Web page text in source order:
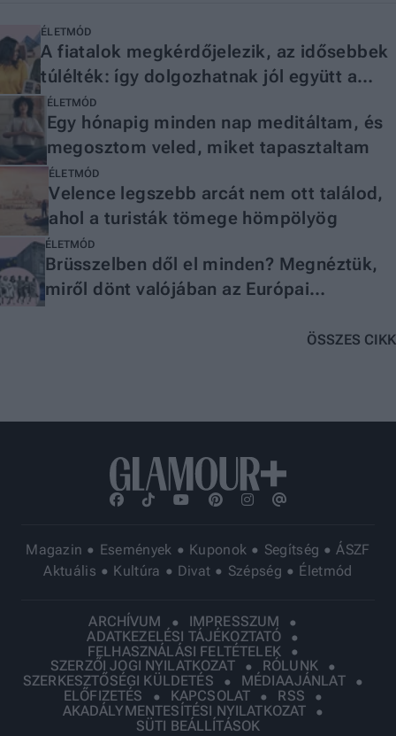
ÉLETMÓD
A fiatalok megkérdőjelezik, az idősebbek
túlélték: így dolgozhatnak jól együtt a
generációk
ÉLETMÓD
Egy hónapig minden nap meditáltam, és
megosztom veled, miket tapasztaltam
ÉLETMÓD
Velence legszebb arcát nem ott találod,
ahol a turisták tömege hömpölyög
ÉLETMÓD
Brüsszelben dől el minden? Megnéztük,
miről dönt valójában az Európai
Parlament
ÖSSZES CIKK
Magazin Események Kuponok Segítség
ÁSZF
Aktuális
Kultúra Divat Szépség Életmód
ARCHÍVUM
IMPRESSZUM
ADATKEZELÉSI TÁJÉKOZTATÓ
FELHASZNÁLÁSI FELTÉTELEK
SZERZŐI JOGI NYILATKOZAT
RÓLUNK
SZERKESZTŐSÉGI KÜLDETÉS
MÉDIAAJÁNLAT
ELŐFIZETÉS
KAPCSOLAT
RSS
AKADÁLYMENTESÍTÉSI NYILATKOZAT
SÜTI BEÁLLÍTÁSOK